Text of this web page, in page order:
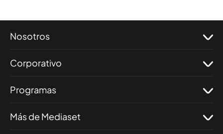
Nosotros
Corporativo
Programas
Más de Mediaset